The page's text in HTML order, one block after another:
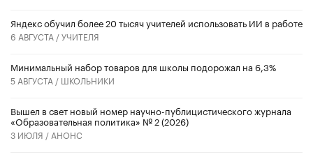
​Яндекс обучил более 20 тысяч учителей использовать ИИ в работе
6 АВГУСТА /УЧИТЕЛЯ
Минимальный набор товаров для школы подорожал на 6,3%
5 АВГУСТА / ШКОЛЬНИКИ
Вышел в свет новый номер научно-публицистического журнала
«Образовательная политика» № 2 (2026)
3 ИЮЛЯ / АНОНС